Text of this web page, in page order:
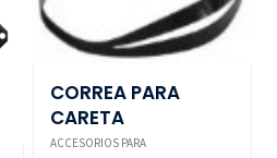
CORREA PARA
CARETA
ACCESORIOS PARA